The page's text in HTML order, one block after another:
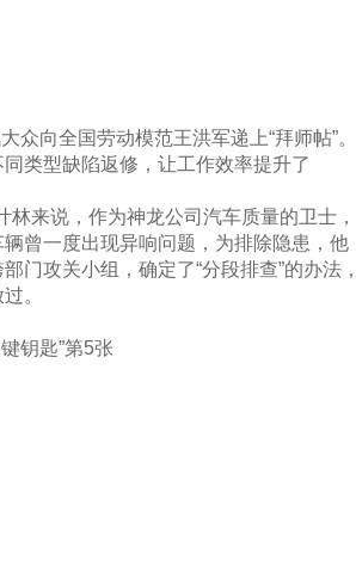
众向全国劳动模范王洪军递上“拜师帖”。
类型缺陷返修，让工作效率提升了
来说，作为神龙公司汽车质量的卫士，
曾一度出现异响问题，为排除隐患，他
门攻关小组，确定了“分段排查”的办法，
。